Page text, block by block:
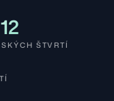
12
ŠTVRTÍ